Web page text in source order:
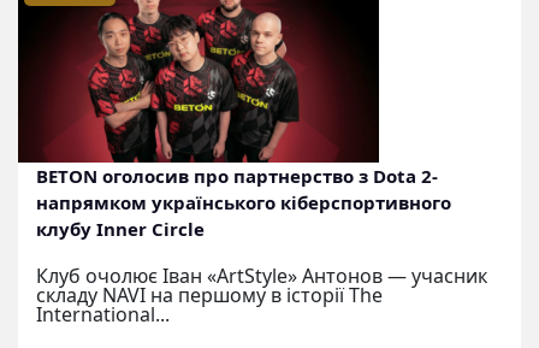
BETON оголосив про партнерство з Dota 2-
напрямком українського кіберспортивного
клубу Inner Circle
Клуб очолює Іван «ArtStyle» Антонов — учасник
складу NAVI на першому в історії The
International...